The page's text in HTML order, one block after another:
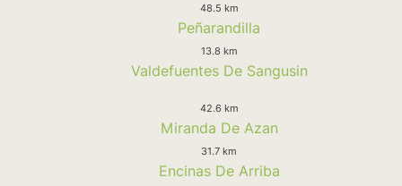
48.5 km
Peñarandilla
13.8 km
Valdefuentes De Sangusin
42.6 km
Miranda De Azan
31.7 km
Encinas De Arriba